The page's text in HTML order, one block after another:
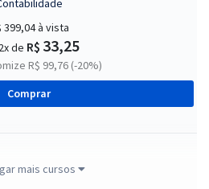
399,04à vista
de R$ 33,25
R$ 99,76 (-20%)
Comprar
do Trabalho - Técnico Judiciário –
mais cursos